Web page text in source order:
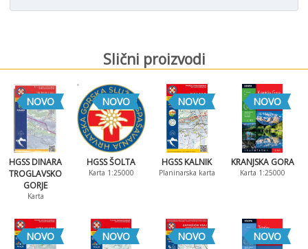
Slični proizvodi
NOVO
HGSS DINARA
TROGLAVSKO
GORJE
Karta
NOVO
HGSS ŠOLTA
Karta 1:25000
NOVO
HGSS KALNIK
Planinarska karta
NOVO
KRANJSKA GORA
Karta 1:25000
NOVO NOVO NOVO NOVO